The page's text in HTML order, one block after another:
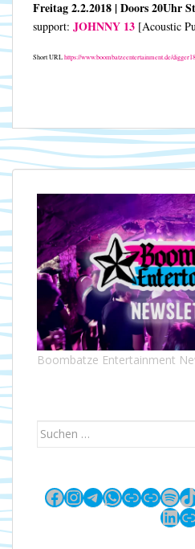
Freitag 2.2.2018 | Doors 20Uhr
support: JOHNNY 13 [Acoustic
Short URLhttps://www.boombatzeentertainment.de/digger18
Boombatze Entertainment
Suchen
Facebook
Instagram
Telegram
WhatsApp
LinkLink